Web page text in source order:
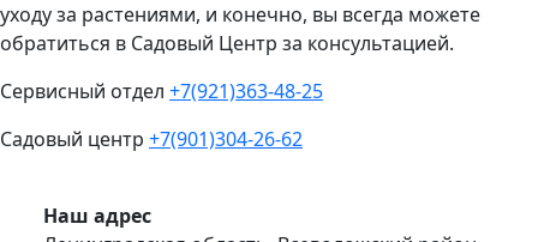
уходу за растениями, и конечно, вы всегда можете
обратиться в Садовый Центр за консультацией.
Сервисный отдел +7(921)363-48-25
Садовый центр +7(901)304-26-62
Наш адрес